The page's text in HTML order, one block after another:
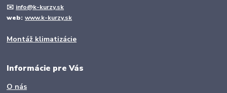
✉️ info@k-kurzy.sk
web:www.k-kurzy.sk
Montáž klimatizácie
Informácie pre Vás
O nás